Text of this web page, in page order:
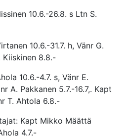
10.6.-26.8. s Ltn S.
10.6.-31.7. h, Vänr G.
Kiiskinen 8.8.-
10.6.-4.7. s, Vänr E.
A. Pakkanen 5.7.-16.7,. Kapt
T. Ahtola 6.8.-
Kapt Mikko Määttä
4.7.-